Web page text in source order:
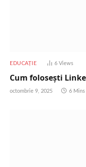
EDUCAȚIE 6Views
Cum folosești
octombrie 9, 2025 6 Mins